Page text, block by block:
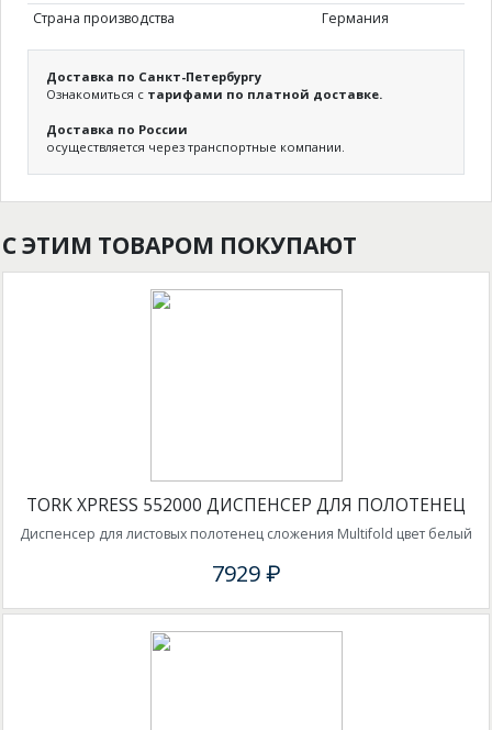
Страна производства
Германия
Доставка по Санкт-Петербургу
Ознакомиться с тарифами по платной доставке.
Доставка по России
осуществляется через транспортные компании.
С ЭТИМ ТОВАРОМ ПОКУПАЮТ
TORK XPRESS 552000 ДИСПЕНСЕР ДЛЯ ПОЛОТЕНЕЦ
Диспенсер для листовых полотенец сложения Multifold цвет белый
7929 ₽